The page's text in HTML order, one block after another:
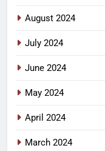
August 2024
July 2024
June 2024
May 2024
April 2024
March 2024